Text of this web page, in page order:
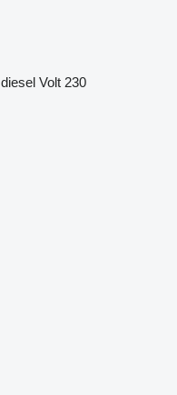
diesel Volt 230